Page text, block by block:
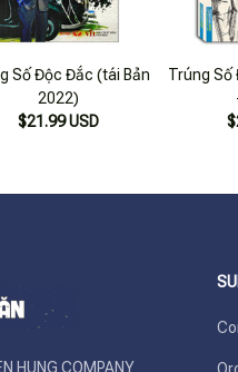
Số Độc Đắc (tái Bản
2022)
$21.99 USD
Trúng Số
HUNG COMPANY